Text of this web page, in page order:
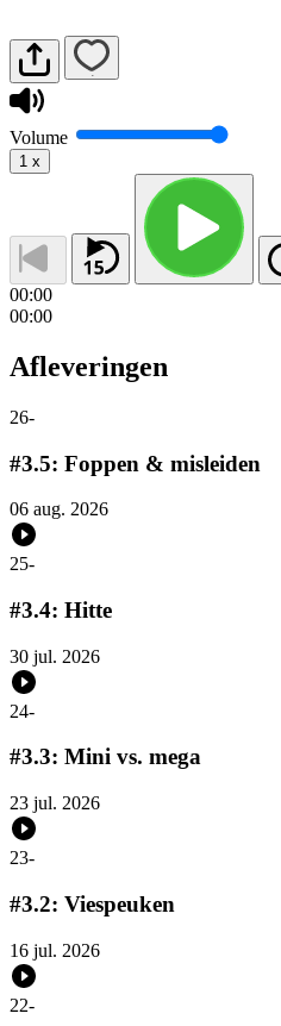
Volume
1 x
00:00
00:00
Afleveringen
26-
#3.5: Foppen & misleiden
06 aug. 2026
25-
#3.4: Hitte
30 jul. 2026
24-
#3.3: Mini vs. mega
23 jul. 2026
23-
#3.2: Viespeuken
16 jul. 2026
22-